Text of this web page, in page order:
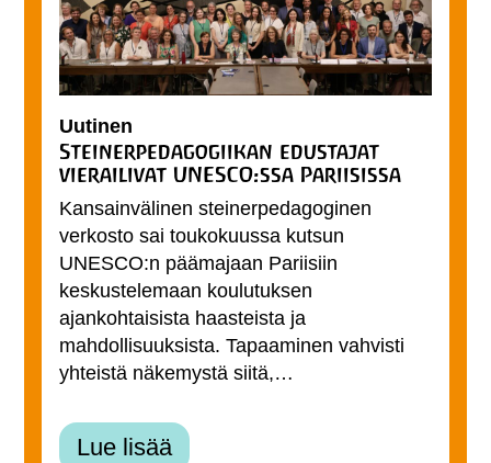
Uutinen
Steinerpedagogiikan edustajat
vierailivat UNESCO:ssa Pariisissa
Kansainvälinen steinerpedagoginen
verkosto sai toukokuussa kutsun
UNESCO:n päämajaan Pariisiin
keskustelemaan koulutuksen
ajankohtaisista haasteista ja
mahdollisuuksista. Tapaaminen vahvisti
yhteistä näkemystä siitä,…
Lue lisää